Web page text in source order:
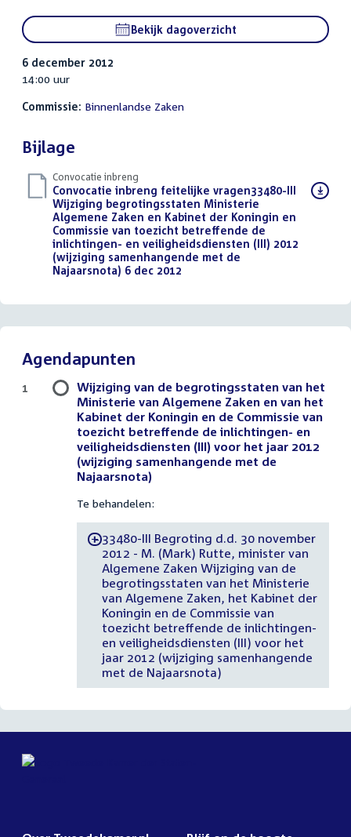
Bekijk dagoverzicht
6 december 2012
14:00 uur
Commissie: Binnenlandse Zaken
Bijlage
Convocatie inbreng
Download
bestand:
Convocatie inbreng feitelijke vragen33480-III
Wijziging begrotingsstaten Ministerie
Algemene Zaken en Kabinet der Koningin en
Commissie van toezicht betreffende de
inlichtingen- en veiligheidsdiensten (III) 2012
(wijziging samenhangende met de
Najaarsnota) 6 dec 2012
Agendapunten
Wijziging van de begrotingsstaten van het
Ministerie van Algemene Zaken en van het
Kabinet der Koningin en de Commissie van
toezicht betreffende de inlichtingen- en
veiligheidsdiensten (III) voor het jaar 2012
(wijziging samenhangende met de
Najaarsnota)
Te behandelen:
-33480-III Begroting d.d. 30 november
2012 - M. (Mark) Rutte, minister van
Algemene Zaken Wijziging van de
begrotingsstaten van het Ministerie
van Algemene Zaken, het Kabinet der
Koningin en de Commissie van
toezicht betreffende de inlichtingen-
en veiligheidsdiensten (III) voor het
jaar 2012 (wijziging samenhangende
met de Najaarsnota)
1